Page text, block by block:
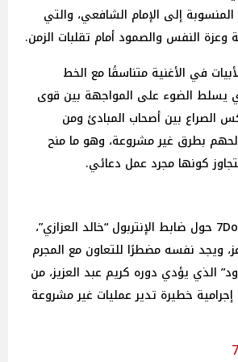
إلى الإمام الشافعي، والتي
وعزة النفس والصمود أمام تقلبات الزمن.
في الأغنية متناسقًا مع الخط
يسلط الضوء على المواجهة بين قوى
الصراع بين أصحاب المبادئ ومن
بطرق غير مشروعة، وهو ما منح
كونها مجرد عمل دعائي.
تدور أحداث فيلم 7Dogs حول ضابط الإنتربول “خالد العزازي”،
ويجد نفسه مضطرًا للتعاون مع المجرم
الذي يؤدي دوره كريم عبد العزيز، من
خطيرة تدير عمليات غير مشروعة